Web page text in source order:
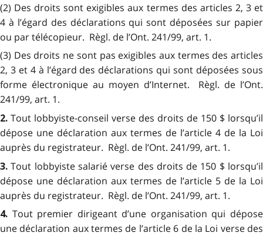
(2) Des droits sont exigibles aux termes des articles 2, 3 et
4 à l’égard des déclarations qui sont déposées sur papier
ou par télécopieur. Règl. de l’Ont. 241/99, art. 1.
(3) Des droits ne sont pas exigibles aux termes des articles
2, 3 et 4 à l’égard des déclarations qui sont déposées sous
forme électronique au moyen d’Internet. Règl. de l’Ont.
241/99, art. 1.
2. Tout lobbyiste-conseil verse des droits de 150 $ lorsqu’il
dépose une déclaration aux termes de l’article 4 de la Loi
auprès du registrateur. Règl. de l’Ont. 241/99, art. 1.
3.Tout lobbyiste salarié verse des droits de 150 $ lorsqu’il
dépose une déclaration aux termes de l’article 5 de la Loi
auprès du registrateur. Règl. de l’Ont. 241/99, art. 1.
4. Tout premier dirigeant d’une organisation qui dépose
une déclaration aux termes de l’article 6 de la Loi verse des